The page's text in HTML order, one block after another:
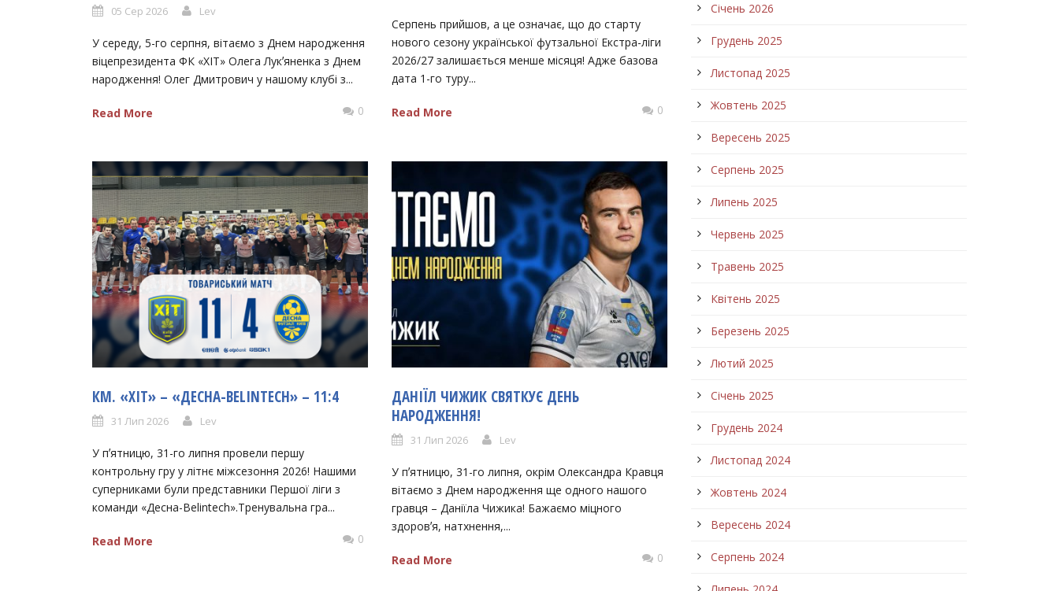
05 Сер 2026 Lev
У середу, 5-го серпня, вітаємо з Днем народження
віцепрезидента ФК «ХІТ» Олега Лукʼяненка з Днем
народження! Олег Дмитрович у нашому клубі з...
Read More 0
Серпень прийшов, а це означає, що до старту
нового сезону української футзальної Екстра-ліги
2026/27 залишається менше місяця! Адже базова
дата 1-го туру...
Read More 0
КМ. «ХІТ» – «ДЕСНА-BELINTECH» – 11:4
31 Лип 2026 Lev
У пʼятницю, 31-го липня провели першу
контрольну гру у літнє міжсезоння 2026! Нашими
суперниками були представники Першої ліги з
команди «Десна-Belintech».Тренувальна гра...
Read More 0
ДАНІЇЛ ЧИЖИК СВЯТКУЄ ДЕНЬ
НАРОДЖЕННЯ!
31 Лип 2026 Lev
У пʼятницю, 31-го липня, окрім Олександра Кравця
вітаємо з Днем народження ще одного нашого
гравця – Даніїла Чижика! Бажаємо міцного
здоровʼя, натхнення,...
Read More 0
Січень 2026
Грудень 2025
Листопад 2025
Жовтень 2025
Вересень 2025
Серпень 2025
Липень 2025
Червень 2025
Травень 2025
Квітень 2025
Березень 2025
Лютий 2025
Січень 2025
Грудень 2024
Листопад 2024
Жовтень 2024
Вересень 2024
Серпень 2024